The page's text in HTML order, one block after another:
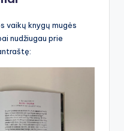
vaikų knygų mugės
nudžiugau prie